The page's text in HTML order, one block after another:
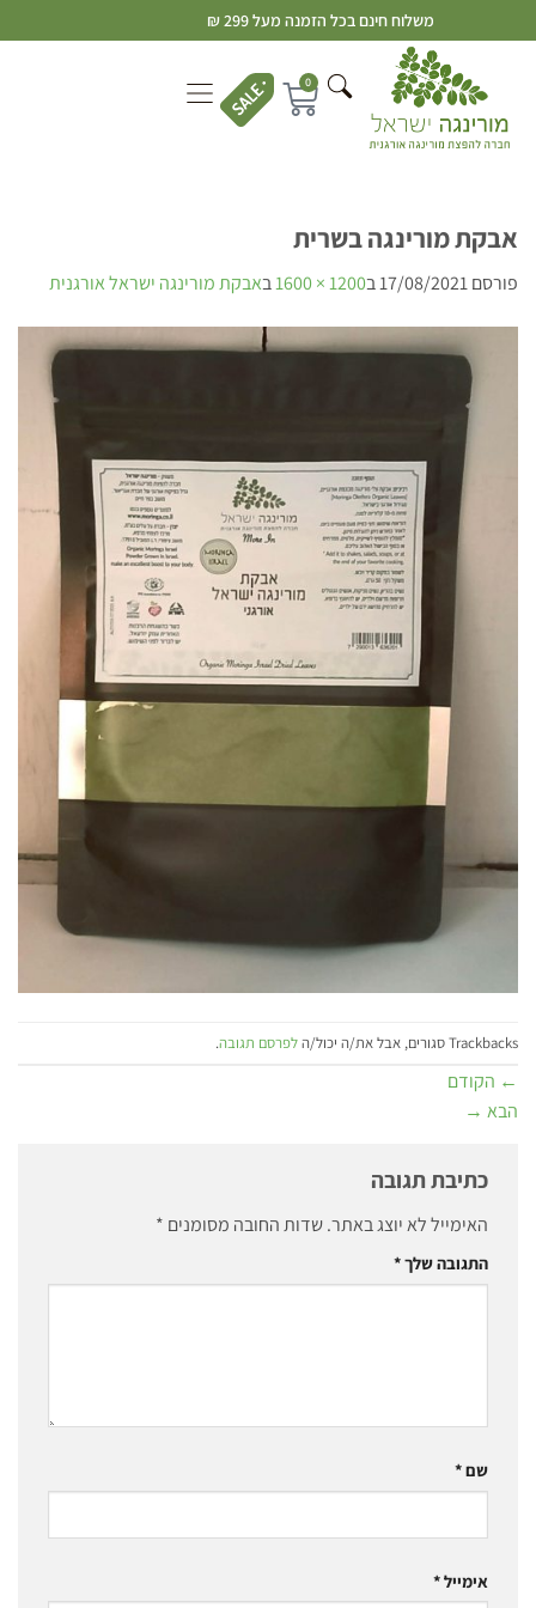
משלוח חינם בכל הזמנה מעל 299 ₪
0
אבקת מורינגה בשרית
פורסם17/08/2021ב1200 × 1600 באבקת מורינגה ישראל אורגנית
Trackbacks סגורים, אבל את/ה יכול/ה לפרסם תגובה.
← הקודם
הבא →
כתיבת תגובה
האימייל לא יוצג באתר.שדות החובה מסומנים *
התגובה שלך*
שם*
אימייל*